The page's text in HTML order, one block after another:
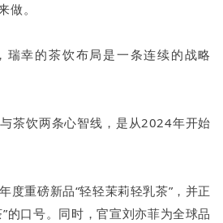
做。
瑞幸的茶饮布局是一条连续的战略
茶饮两条心智线，是从2024年开始
度重磅新品“轻轻茉莉轻乳茶”，并正
的口号。同时，官宣刘亦菲为全球品